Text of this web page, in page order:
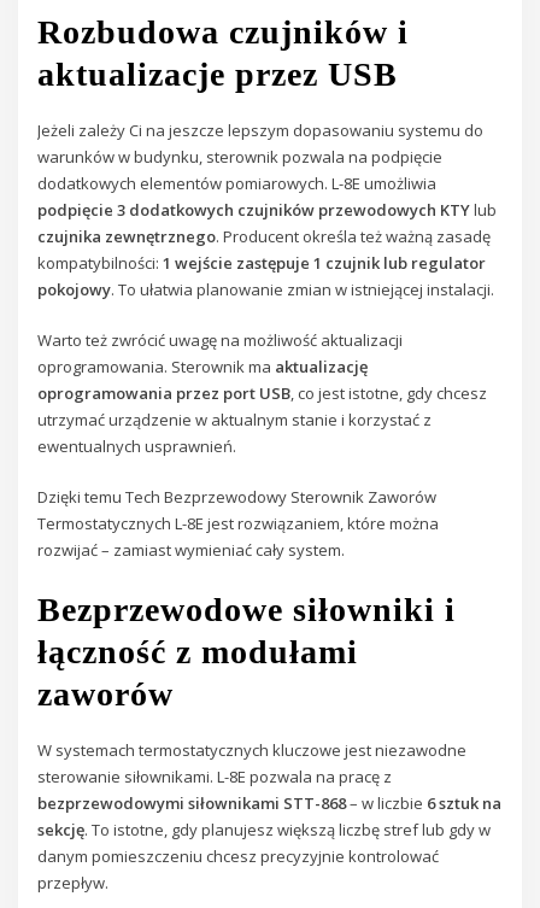
Rozbudowa czujników i
aktualizacje przez USB
Jeżeli zależy Ci na jeszcze lepszym dopasowaniu systemu do
warunków w budynku, sterownik pozwala na podpięcie
dodatkowych elementów pomiarowych. L-8E umożliwia
podpięcie 3 dodatkowych czujników przewodowych KTYlub
czujnika zewnętrznego. Producent określa też ważną zasadę
kompatybilności:1 wejście zastępuje 1 czujnik lub regulator
pokojowy. To ułatwia planowanie zmian w istniejącej instalacji.
Warto też zwrócić uwagę na możliwość aktualizacji
oprogramowania. Sterownik ma aktualizację
oprogramowania przez port USB, co jest istotne, gdy chcesz
utrzymać urządzenie w aktualnym stanie i korzystać z
ewentualnych usprawnień.
Dzięki temu Tech Bezprzewodowy Sterownik Zaworów
Termostatycznych L-8E jest rozwiązaniem, które można
rozwijać – zamiast wymieniać cały system.
Bezprzewodowe siłowniki i
łączność z modułami
zaworów
W systemach termostatycznych kluczowe jest niezawodne
sterowanie siłownikami. L-8E pozwala na pracę z
bezprzewodowymi siłownikami STT-868– w liczbie 6 sztuk na
sekcję. To istotne, gdy planujesz większą liczbę stref lub gdy w
danym pomieszczeniu chcesz precyzyjnie kontrolować
przepływ.